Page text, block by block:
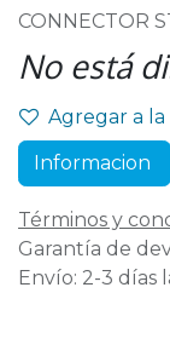
CONNECTOR
No está
Agregar a la
Informacion
Términos y
Garantía de
Envío: 2-3 días